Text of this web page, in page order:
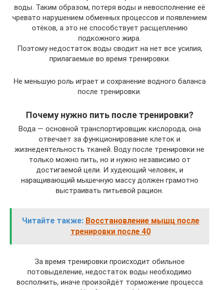
воды. Таким образом, потеря воды и невосполнение её
чревато нарушением обменных процессов и появлением
отёков, а это не способствует расщеплению
подкожного жира.
Поэтому недостаток воды сводит на нет все усилия,
прилагаемые во время тренировки.
Не меньшую роль играет и сохранение водного баланса
после тренировки.
Почему нужно пить после тренировки?
Вода — основной транспортировщик кислорода, она
отвечает за функционирование клеток и
жизнедеятельность тканей. Воду после тренировки не
только можно пить, но и нужно независимо от
достигаемой цели. И худеющий человек, и
наращивающий мышечную массу должен грамотно
выстраивать питьевой рацион.
Читайте также: Восстановление мышц после
тренировки после 40
За время тренировки происходит обильное
потовыделение, недостаток воды необходимо
восполнить, иначе произойдёт торможение процесса